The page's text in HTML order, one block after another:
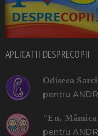
APLICATII DESPRECOPII
Odiseea
pentru
"Eu,
pentru